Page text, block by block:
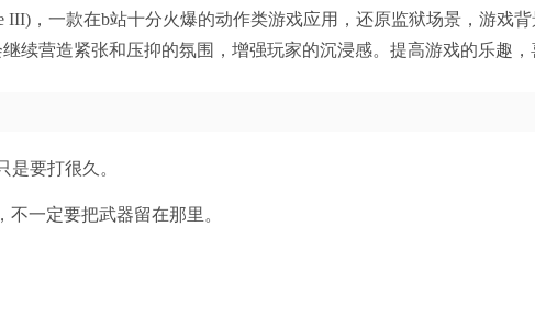
III)，一款在b站十分火爆的动作类游戏应用，还原监狱场景，游
续营造紧张和压抑的氛围，增强玩家的沉浸感。提高游戏的乐趣，
是要打很久。
不一定要把武器留在那里。